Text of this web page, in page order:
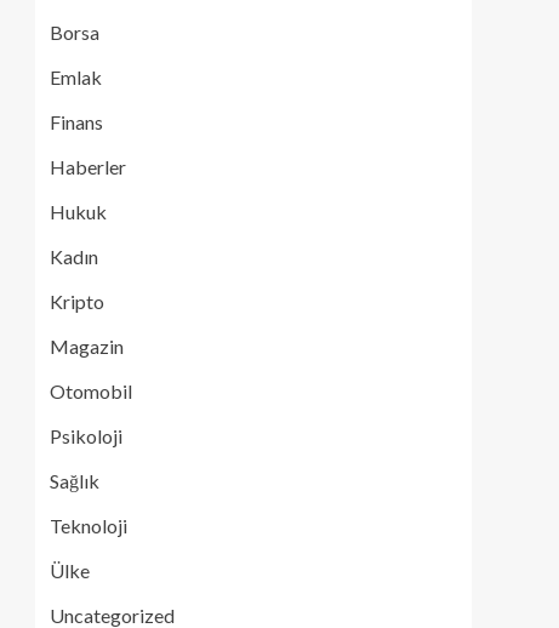
Borsa
Emlak
Finans
Haberler
Hukuk
Kadın
Kripto
Magazin
Otomobil
Psikoloji
Sağlık
Teknoloji
Ülke
Uncategorized